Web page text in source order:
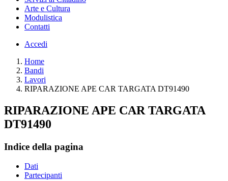
Arte e Cultura
Modulistica
Contatti
Accedi
Home
Bandi
Lavori
RIPARAZIONE APE CAR TARGATA DT91490
RIPARAZIONE APE CAR TARGATA
DT91490
Indice della pagina
Dati
Partecipanti